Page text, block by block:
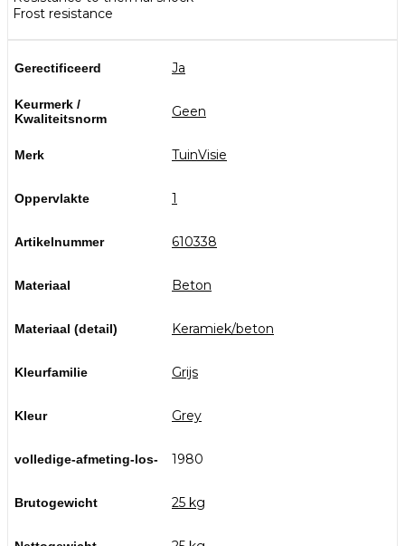
Frost resistance
Gerectificeerd Ja
Keurmerk /
Kwaliteitsnorm
Geen
Merk TuinVisie
Oppervlakte 1
Artikelnummer 610338
Materiaal Beton
Materiaal (detail) Keramiek/beton
Kleurfamilie Grijs
Kleur Grey
volledige-afmeting-los- 1980
Brutogewicht 25 kg